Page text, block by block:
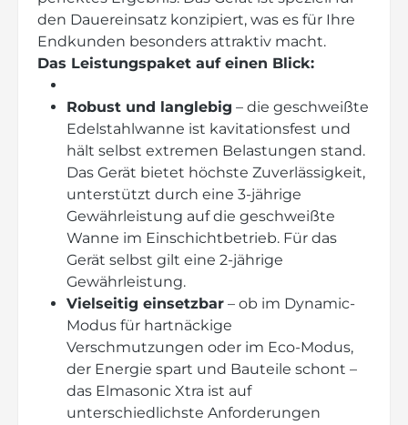
den Dauereinsatz konzipiert, was es für Ihre
Endkunden besonders attraktiv macht.
Das Leistungspaket auf einen Blick:
Robust und langlebig – die geschweißte
Edelstahlwanne ist kavitationsfest und
hält selbst extremen Belastungen stand.
Das Gerät bietet höchste Zuverlässigkeit,
unterstützt durch eine 3-jährige
Gewährleistung auf die geschweißte
Wanne im Einschichtbetrieb. Für das
Gerät selbst gilt eine 2-jährige
Gewährleistung.
Vielseitig einsetzbar – ob im Dynamic-
Modus für hartnäckige
Verschmutzungen oder im Eco-Modus,
der Energie spart und Bauteile schont –
das Elmasonic Xtra ist auf
unterschiedlichste Anforderungen